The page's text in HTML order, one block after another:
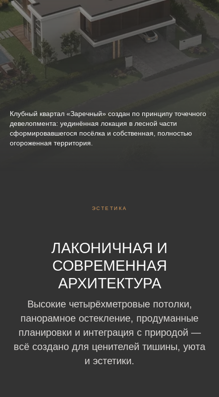
Клубный квартал «Заречный» создан по принципу точечного
девелопмента: уединённая локация в лесной части
сформировавшегося посёлка и собственная, полностью
огороженная территория.
ЭСТЕТИКА
ЛАКОНИЧНАЯ И
СОВРЕМЕННАЯ
АРХИТЕКТУРА
Высокие четырёхметровые потолки,
панорамное остекление, продуманные
планировки и интеграция с природой —
всё создано для ценителей тишины, уюта
и эстетики.